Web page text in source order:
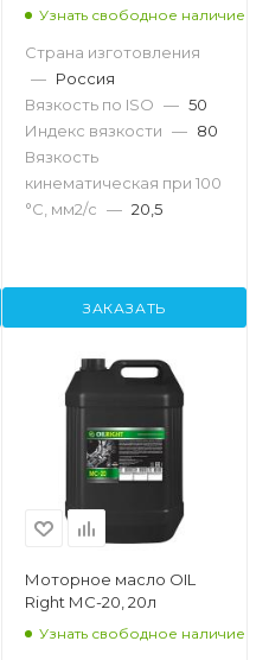
Узнать свободное наличие
Страна изготовления
— Россия
Вязкость по ISO — 50
Индекс вязкости — 80
Вязкость
кинематическая при 100
°С, мм2/с — 20,5
ЗАКАЗАТЬ
Моторное масло OIL
Right МС-20, 20л
Узнать свободное наличие